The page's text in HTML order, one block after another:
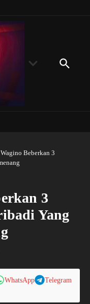
Beberkan 3
3
Yang
WhatsApp
Telegram